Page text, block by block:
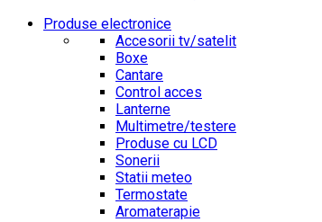
Produse electronice
Accesorii tv/satelit
Boxe
Cantare
Control acces
Lanterne
Multimetre/testere
Produse cu LCD
Sonerii
Statii meteo
Termostate
Aromaterapie